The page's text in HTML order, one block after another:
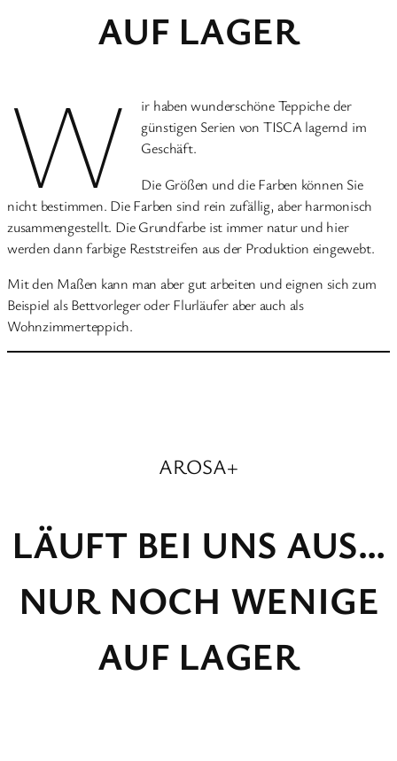
AUF LAGER
W
ir haben wunderschöne Teppiche der
günstigen Serien von TISCA lagernd im
Geschäft.
Die Größen und die Farben können Sie
nicht bestimmen. Die Farben sind rein zufällig, aber harmonisch
zusammengestellt. Die Grundfarbe ist immer natur und hier
werden dann farbige Reststreifen aus der Produktion eingewebt.
Mit den Maßen kann man aber gut arbeiten und eignen sich zum
Beispiel als Bettvorleger oder Flurläufer aber auch als
Wohnzimmerteppich.
AROSA+
LÄUFT BEI UNS AUS…
NUR NOCH WENIGE
AUF LAGER